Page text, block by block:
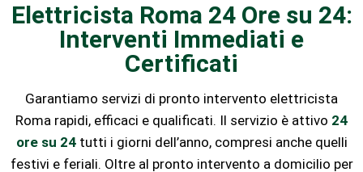
Elettricista Roma 24 Ore su 24:
Interventi Immediati e
Certificati
Garantiamo servizi di pronto intervento elettricista
Roma rapidi, efficaci e qualificati. Il servizio è attivo 24
ore su 24tutti i giorni dell’anno, compresi anche quelli
festivi e feriali. Oltre al pronto intervento a domicilio per